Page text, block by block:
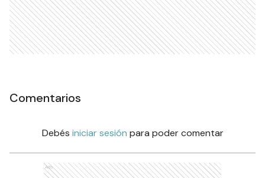
Comentarios
Debés iniciar sesión para poder comentar
Ads